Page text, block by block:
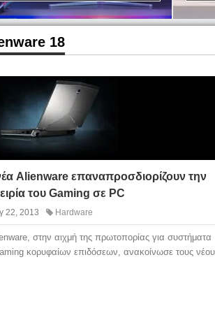
18
Alienware επαναπροσδιορίζουν την
του Gaming σε PC
22, 2013 Hardware
στην αιχμή της πρωτοπορίας για συστήματα
κορυφαίων επιδόσεων, ανακοίνωσε τους